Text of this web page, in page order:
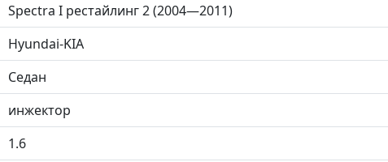
Spectra I рестайлинг 2 (2004—2011)
Hyundai-KIA
Седан
инжектор
1.6